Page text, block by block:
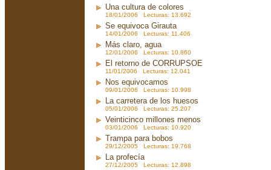
Una cultura de colores
18/01/2006 Lecturas: 13.692
Se equivoca Girauta
14/01/2006 Lecturas: 11.406
Más claro, agua
12/01/2006 Lecturas: 10.860
El retorno de CORRUPSOE
11/01/2006 Lecturas: 12.041
Nos equivocamos
09/01/2006 Lecturas: 10.998
La carretera de los huesos
05/01/2006 Lecturas: 25.207
Veinticinco millones menos
03/01/2006 Lecturas: 10.920
Trampa para bobos
29/12/2005 Lecturas: 19.768
La profecía
27/12/2005 Lecturas: 12.898